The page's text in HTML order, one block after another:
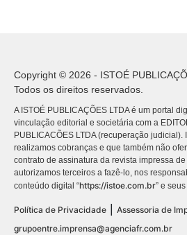
Copyright © 2026 - ISTOÉ
Todos os direitos reservados.
A ISTOÉ PUBLICAÇÕES LTDA é um portal
vinculação editorial e societária com a
PUBLICACÕES LTDA (recuperação
realizamos cobranças e que também não
contrato de assinatura da revista impressa
autorizamos terceiros a fazê-lo, nos
conteúdo digital “https://istoe.com.br” e
Política de Privacidade | Assessoria de
grupoentre.imprensa@agenciafr.com.br